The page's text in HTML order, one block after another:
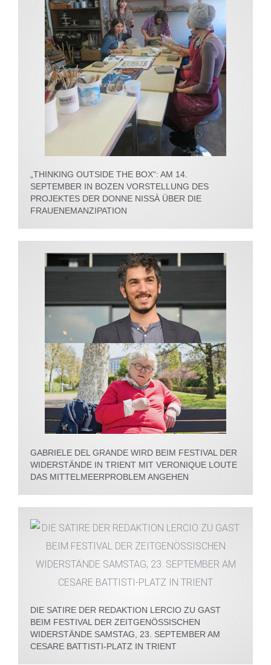
„THINKING OUTSIDE THE BOX“: AM 14.
SEPTEMBER IN BOZEN VORSTELLUNG DES
PROJEKTES DER DONNE NISSÀ ÜBER DIE
FRAUENEMANZIPATION
GABRIELE DEL GRANDE WIRD BEIM FESTIVAL DER
WIDERSTÄNDE IN TRIENT MIT VERONIQUE LOUTE
DAS MITTELMEERPROBLEM ANGEHEN
DIE SATIRE DER REDAKTION LERCIO ZU GAST
BEIM FESTIVAL DER ZEITGENÖSSISCHEN
WIDERSTÄNDE SAMSTAG, 23. SEPTEMBER AM
CESARE BATTISTI-PLATZ IN TRIENT